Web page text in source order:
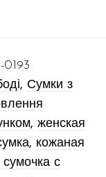
0193
, Сумки з
, женская
, кожаная
с